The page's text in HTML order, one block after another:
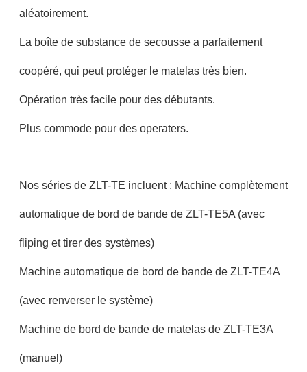
aléatoirement.
La boîte de substance de secousse a parfaitement
coopéré, qui peut protéger le matelas très bien.
Opération très facile pour des débutants.
Plus commode pour des operaters.
Nos séries de ZLT-TE incluent : Machine complètement
automatique de bord de bande de ZLT-TE5A (avec
fliping et tirer des systèmes)
Machine automatique de bord de bande de ZLT-TE4A
(avec renverser le système)
Machine de bord de bande de matelas de ZLT-TE3A
(manuel)